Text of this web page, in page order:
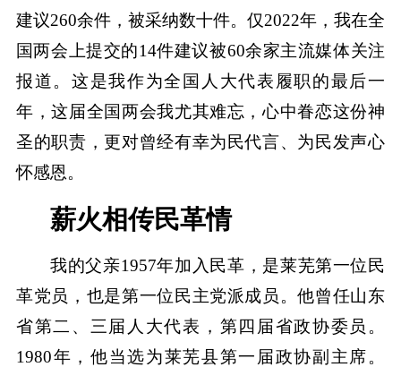
建议260余件，被采纳数十件。仅2022年，我在全
国两会上提交的14件建议被60余家主流媒体关注
报道。这是我作为全国人大代表履职的最后一
年，这届全国两会我尤其难忘，心中眷恋这份神
圣的职责，更对曾经有幸为民代言、为民发声心
怀感恩。
薪火相传民革情
我的父亲1957年加入民革，是莱芜第一位民
革党员，也是第一位民主党派成员。他曾任山东
省第二、三届人大代表，第四届省政协委员。
1980年，他当选为莱芜县第一届政协副主席。